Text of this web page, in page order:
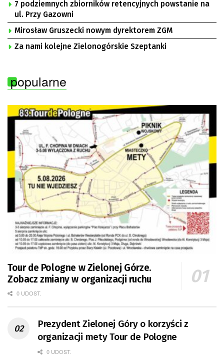
7 podziemnych zbiorników retencyjnych powstanie na
ul. Przy Gazowni
Mirosław Gruszecki nowym dyrektorem ZGM
Za nami kolejne Zielonogórskie Szeptanki
popularne
Tour de Pologne w Zielonej Górze.
Zobacz zmiany w organizacji ruchu
0 UDOST.
Prezydent Zielonej Góry o korzyści z
organizacji mety Tour de Pologne
0 UDOST.